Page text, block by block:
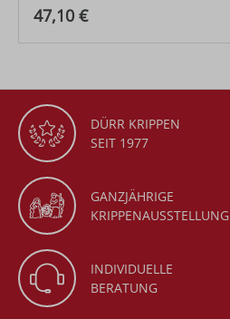
Regulärer Preis:
47,10 €
DÜRR KRIPPEN
SEIT 1977
GANZJÄHRIGE
KRIPPENAUSSTELLUNG
INDIVIDUELLE
BERATUNG